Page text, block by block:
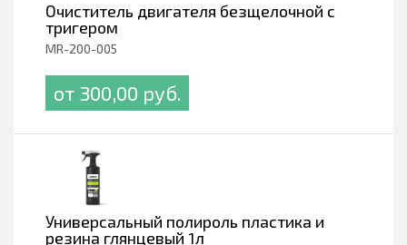
Очиститель двигателя безщелочной с
тригером
MR-200-005
от 300,00 pуб.
Универсальный полироль пластика и
резина глянцевый 1л